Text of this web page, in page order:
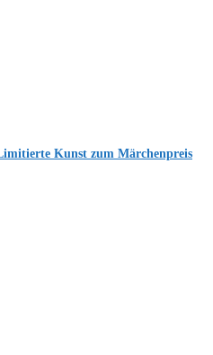
Kunst zum Märchenpreis